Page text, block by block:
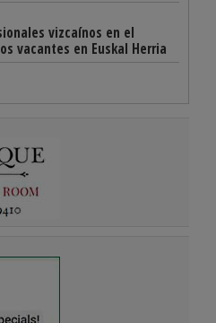
vizcaínos en el
vacantes en Euskal Herria